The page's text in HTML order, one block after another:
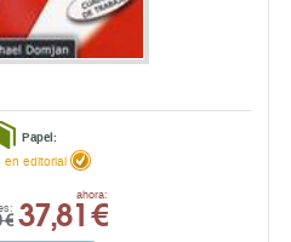
Papel:
€
ahora:
37,81 €
en editorial